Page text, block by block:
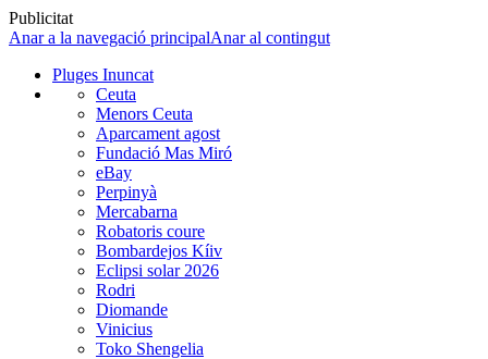
Publicitat
Anar a la navegació principalAnar al contingut
Pluges Inuncat
Ceuta
Menors Ceuta
Aparcament agost
Fundació Mas Miró
eBay
Perpinyà
Mercabarna
Robatoris coure
Bombardejos Kíiv
Eclipsi solar 2026
Rodri
Diomande
Vinicius
Toko Shengelia